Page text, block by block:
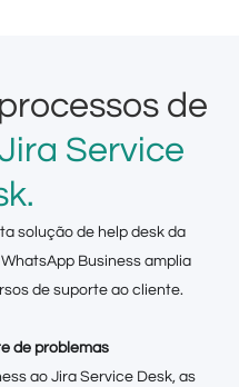
de
Service
solução de help desk da
Business amplia
de suporte ao cliente.
de problemas
ao Jira Service Desk, as